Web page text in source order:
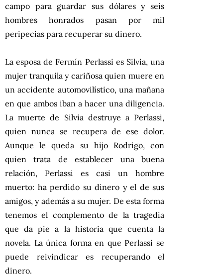
campo para guardar sus dólares y seis
hombres honrados pasan por mil
peripecias para recuperar su dinero.
La esposa de Fermín Perlassi es Silvia, una
mujer tranquila y cariñosa quien muere en
un accidente automovilístico, una mañana
en que ambos iban a hacer una diligencia.
La muerte de Silvia destruye a Perlassi,
quien nunca se recupera de ese dolor.
Aunque le queda su hijo Rodrigo, con
quien trata de establecer una buena
relación, Perlassi es casi un hombre
muerto: ha perdido su dinero y el de sus
amigos, y además a su mujer. De esta forma
tenemos el complemento de la tragedia
que da pie a la historia que cuenta la
novela. La única forma en que Perlassi se
puede reivindicar es recuperando el
dinero.